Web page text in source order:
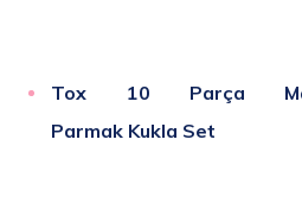
Tox 10 Parça
Parmak Kukla Set